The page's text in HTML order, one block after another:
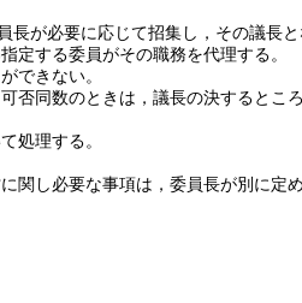
長が必要に応じて招集し，その議長
定する委員がその職務を代理する。
できない。
否同数のときは，議長の決するとこ
処理する。
関し必要な事項は，委員長が別に定